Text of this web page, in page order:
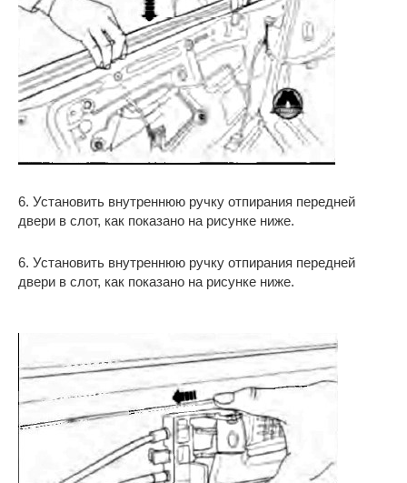
6. Установить внутреннюю ручку отпирания передней
двери в слот, как показано на рисунке ниже.
6. Установить внутреннюю ручку отпирания передней
двери в слот, как показано на рисунке ниже.